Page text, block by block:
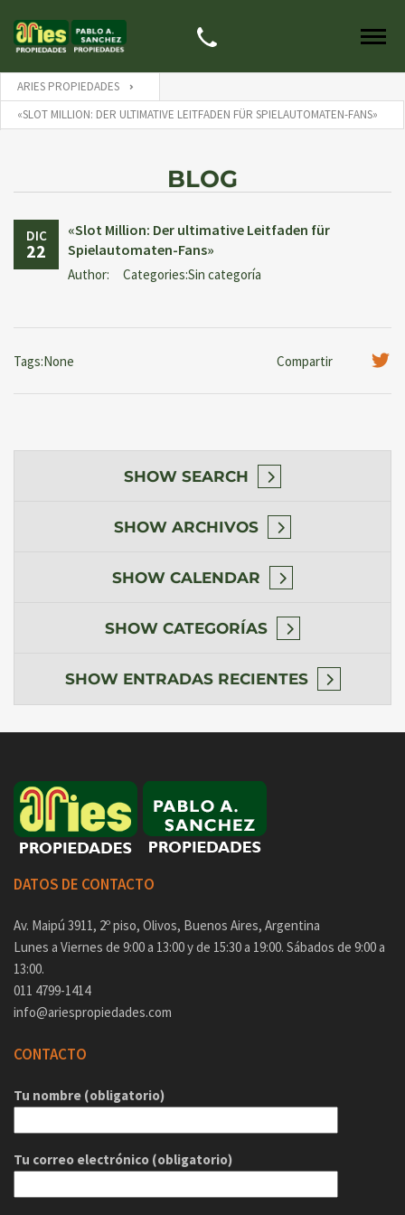
ARIES PROPIEDADES
«SLOT MILLION: DER ULTIMATIVE LEITFADEN FÜR SPIELAUTOMATEN-FANS»
BLOG
DIC
22
«Slot Million: Der ultimative Leitfaden für
Spielautomaten-Fans»
Author: Categories:Sin categoría
Compartir
Tags:None
SHOW SEARCH
SHOW ARCHIVOS
SHOW CALENDAR
SHOW CATEGORÍAS
SHOW ENTRADAS RECIENTES
DATOS DE CONTACTO
Av. Maipú 3911, 2º piso, Olivos, Buenos Aires, Argentina
Lunes a Viernes de 9:00 a 13:00 y de 15:30 a 19:00. Sábados de 9:00 a
13:00.
011 4799-1414
info@ariespropiedades.com
CONTACTO
Tu nombre (obligatorio)
Tu correo electrónico (obligatorio)